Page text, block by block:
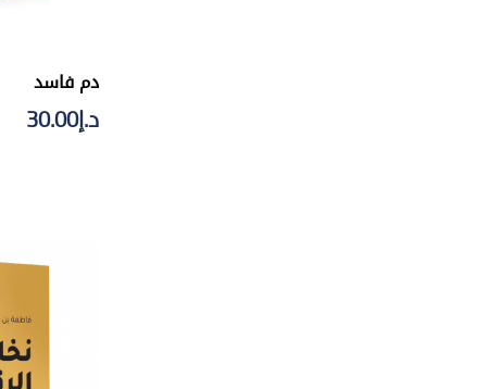
دم فاسد
د.إ30.00